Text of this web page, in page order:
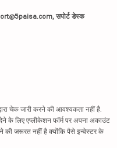
सपोर्ट डेस्क
चेक जारी करने की आवश्यकता नहीं है.
के लिए एप्लीकेशन फॉर्म पर अपना अकाउंट
की जरूरत नहीं है क्योंकि पैसे इन्वेस्टर के